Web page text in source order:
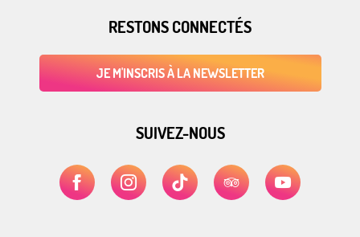
RESTONS CONNECTÉS
JE M'INSCRIS À LA NEWSLETTER
SUIVEZ-NOUS